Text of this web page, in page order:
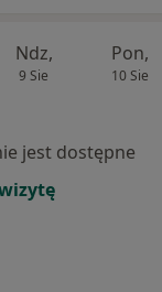
Ndz,
9 Sie
Pon,
10 Sie
jest dostępne